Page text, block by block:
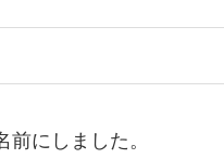
にしました。